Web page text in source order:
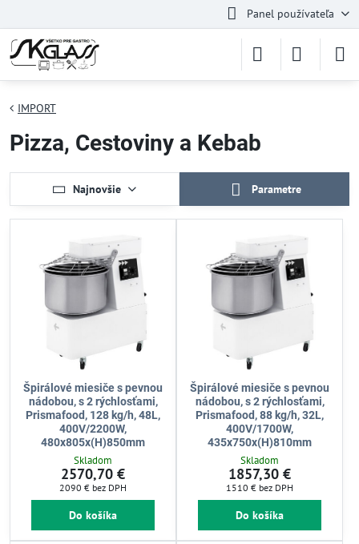
Panel používateľa
IMPORT
Pizza, Cestoviny a Kebab
Najnovšie Parametre
Špirálové miesiče s pevnou
nádobou, s 2 rýchlosťami,
Prismafood, 128 kg/h, 48L,
400V/2200W,
480x805x(H)850mm
Skladom
2570,70 €
2090 € bez DPH
Do košíka
Špirálové miesiče s pevnou
nádobou, s 2 rýchlosťami,
Prismafood, 88 kg/h, 32L,
400V/1700W,
435x750x(H)810mm
Skladom
1857,30 €
1510 € bez DPH
Do košíka